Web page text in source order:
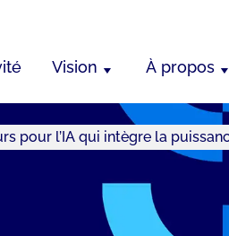
Vision À propos
pour l’IA qui intègre la